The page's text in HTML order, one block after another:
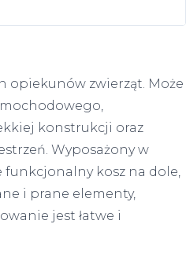
opiekunów zwierząt. Może
konstrukcji oraz
Wyposażony w
funkcjonalny kosz na dole,
i prane elementy,
jest łatwe i